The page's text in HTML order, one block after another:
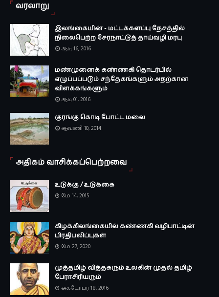
வரலாறு
இலங்கையின் - மட்டக்களப்பு தேசத்தில்
நிலைபெற்ற சேரநாட்டுத் தாய்வழி மரபு
ஆடி 16, 2016
மண்முனைக் கண்ணகி தொடர்பில்
எழுப்பப்படும் சந்தேகங்களும் அதற்கான
விளக்கங்களும்
ஆடி 01, 2016
குரங்கு கொடி போட்ட மலை
ஆவணி 10, 2014
அதிகம் வாசிக்கப்பெற்றவை
உடுக்கு / உடுக்கை
மே 14, 2015
கிழக்கிலங்கையில் கண்ணகி வழிபாட்டின்
பிரதிபலிப்புகள்
மே 27, 2020
முத்தமிழ் வித்தகரும் உலகின் முதல் தமிழ்
பேராசிரியரும்
அக்டோபர் 18, 2016